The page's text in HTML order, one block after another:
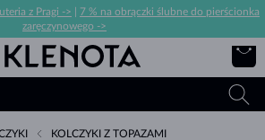
z Pragi ->
7 % na obrączki ślubne do pierścionka
zaręczynowego ->
KOLCZYKI Z TOPAZAMI